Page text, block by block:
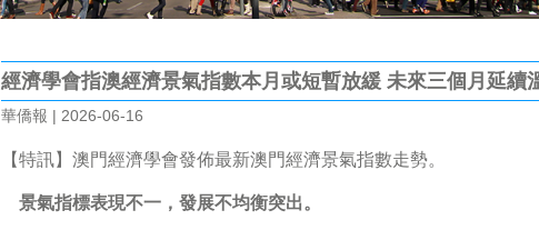
經濟學會指澳經濟景氣指數本月或短暫放緩 未來三個月延續
華僑報 | 2026-06-16
【特訊】澳門經濟學會發佈最新澳門經濟景氣指數走勢。
景氣指標表現不一，發展不均衡突出。